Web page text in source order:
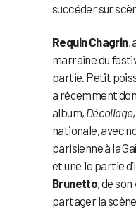
succéder sur
Requin Chagrin,
marraine du
partie. Petit
a récemment
album, Décollage
nationale, avec
parisienne à la
et une 1e partie
Brunetto, de
partager la